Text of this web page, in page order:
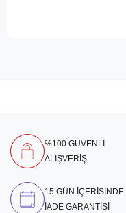
%100 GÜVENLİ
ALIŞVERİŞ
15 GÜN İÇERİSİNDE
İADE GARANTİSİ